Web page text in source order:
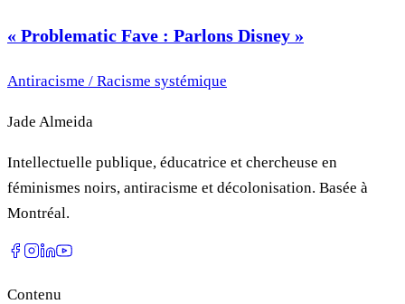
« Problematic Fave : Parlons Disney »
Antiracisme / Racisme systémique
Jade Almeida
Intellectuelle publique, éducatrice et chercheuse en
féminismes noirs, antiracisme et décolonisation. Basée à
Montréal.
Contenu